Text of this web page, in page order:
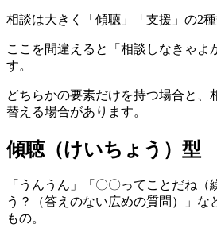
相談は大きく「傾聴」「支援」の2種
ここを間違えると「相談しなきゃよ
す。
どちらかの要素だけを持つ場合と、
替える場合があります。
傾聴（けいちょう）型
「うんうん」「〇〇ってことだね（
う？（答えのない広めの質問）」な
もの。